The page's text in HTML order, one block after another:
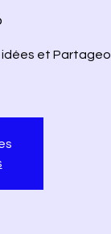
idées et